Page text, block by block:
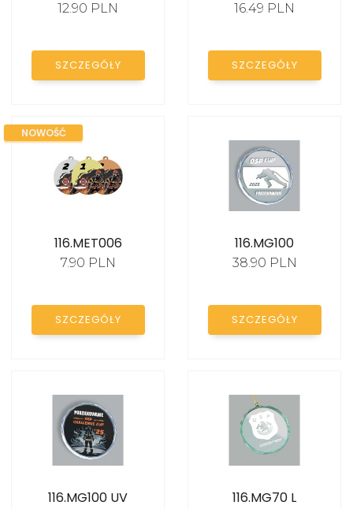
12.90 PLN
SZCZEGÓŁY
16.49 PLN
SZCZEGÓŁY
NOWOŚĆ
116.MET006
7.90 PLN
SZCZEGÓŁY
116.MG100
38.90 PLN
SZCZEGÓŁY
116.MG100 UV 116.MG70 L